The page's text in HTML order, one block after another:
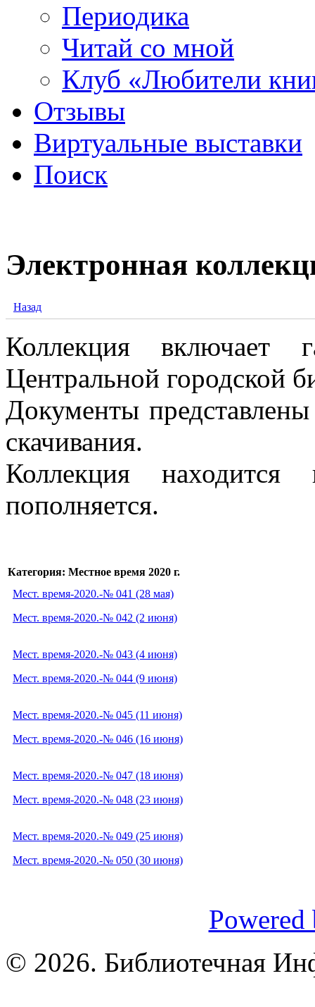
Периодика
Читай со мной
Клуб «Любители
Отзывы
Виртуальные выставки
Поиск
Электронная
Назад
Коллекция
Центральной городской
Документы
скачивания.
Коллекция
пополняется.
Категория: Местное время 2020 г.
Мест. время-2020.-№ 041 (28 мая)
Мест. время-2020.-№ 042 (2 июня)
Мест. время-2020.-№ 043 (4 июня)
Мест. время-2020.-№ 044 (9 июня)
Мест. время-2020.-№ 045 (11 июня)
Мест. время-2020.-№ 046 (16 июня)
Мест. время-2020.-№ 047 (18 июня)
Мест. время-2020.-№ 048 (23 июня)
Мест. время-2020.-№ 049 (25 июня)
Мест. время-2020.-№ 050 (30 июня)
© 2026. Библиотечная